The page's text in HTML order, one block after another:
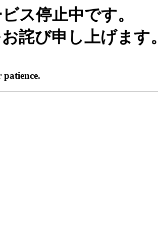
ス停止中です。
詫び申し上げます。